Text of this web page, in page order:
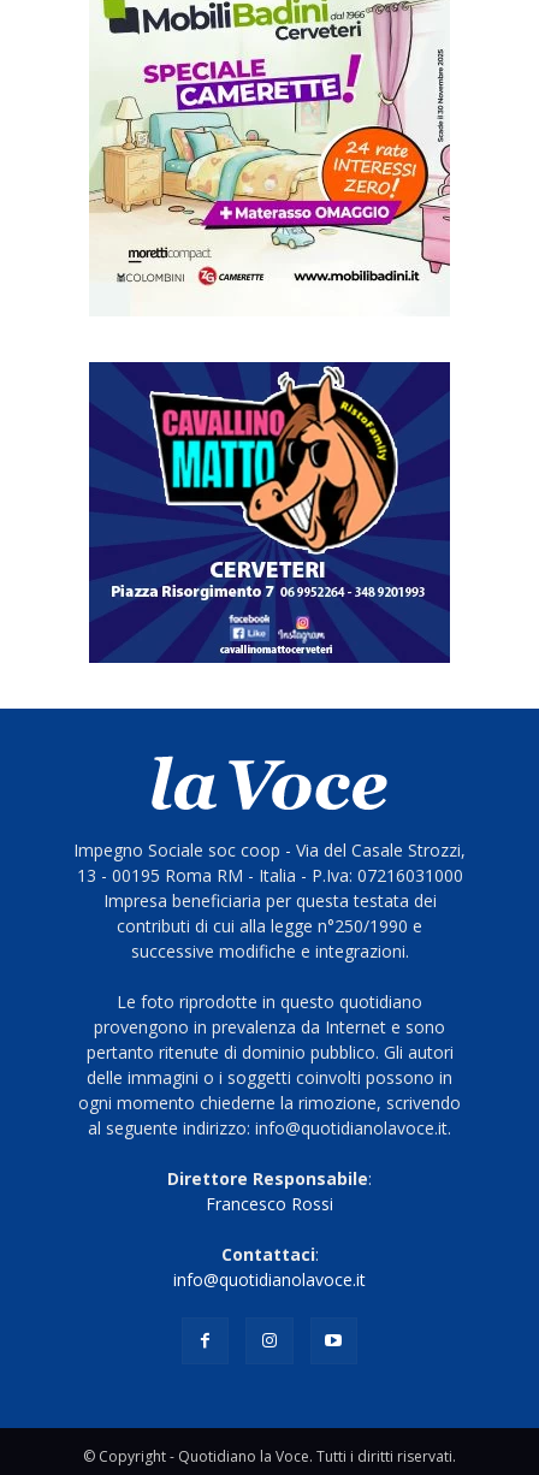
Impegno Sociale soc coop - Via del Casale Strozzi,
13 - 00195 Roma RM - Italia - P.Iva: 07216031000
Impresa beneficiaria per questa testata dei
contributi di cui alla legge n°250/1990 e
successive modifiche e integrazioni.
Le foto riprodotte in questo quotidiano
provengono in prevalenza da Internet e sono
pertanto ritenute di dominio pubblico. Gli autori
delle immagini o i soggetti coinvolti possono in
ogni momento chiederne la rimozione, scrivendo
al seguente indirizzo: info@quotidianolavoce.it.
Direttore Responsabile:
Francesco Rossi
Contattaci:
info@quotidianolavoce.it
© Copyright - Quotidiano la Voce. Tutti i diritti riservati.